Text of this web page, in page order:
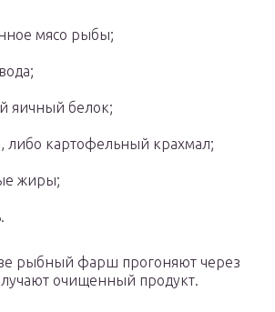
мясо рыбы;
яичный белок;
либо картофельный крахмал;
жиры;
рыбный фарш прогоняют через
очищенный продукт.